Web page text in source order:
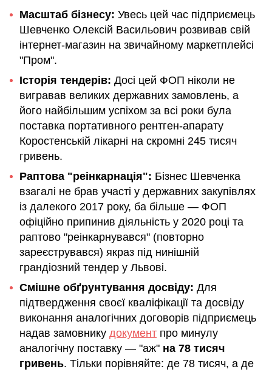
Масштаб бізнесу: Увесь цей час підприємець
Шевченко Олексій Васильович розвивав свій
інтернет-магазин на звичайному маркетплейсі
"Пром".
Історія тендерів: Досі цей ФОП ніколи не
вигравав великих державних замовлень, а
його найбільшим успіхом за всі роки була
поставка портативного рентген-апарату
Коростенській лікарні на скромні 245 тисяч
гривень.
Раптова "реінкарнація": Бізнес Шевченка
взагалі не брав участі у державних закупівлях
із далекого 2017 року, ба більше — ФОП
офіційно припинив діяльність у 2020 році та
раптово "реінкарнувався" (повторно
зареєструвався) якраз під нинішній
грандіозний тендер у Львові.
Смішне обґрунтування досвіду: Для
підтвердження своєї кваліфікації та досвіду
виконання аналогічних договорів підприємець
надав замовнику документ про минулу
аналогічну поставку — "аж" на 78 тисяч
гривень. Тільки порівняйте: де 78 тисяч, а де